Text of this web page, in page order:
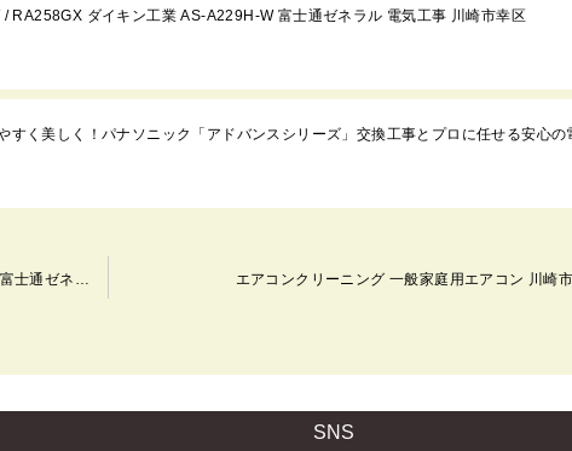
RA258GX ダイキン工業 AS-A229H-W 富士通ゼネラル 電気工事 川崎市幸区
すく美しく！パナソニック「アドバンスシリーズ」交換工事とプロに任せる安心の
エアコン交換工事 ダイキン工業 AN36HKS-W/AR36HKS 富士通ゼネラル AS-AH361L-W（AS-AH360K-W 後継品） 通常設置工事 電気工事 川崎市幸区 エアコンクリーニング 一般家庭用エアコン 川崎
SNS